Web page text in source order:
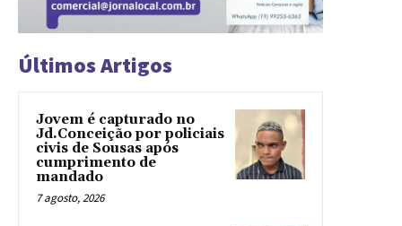
Últimos Artigos
Jovem é capturado no
Jd.Conceição por policiais
civis de Sousas após
cumprimento de
mandado
7 agosto, 2026